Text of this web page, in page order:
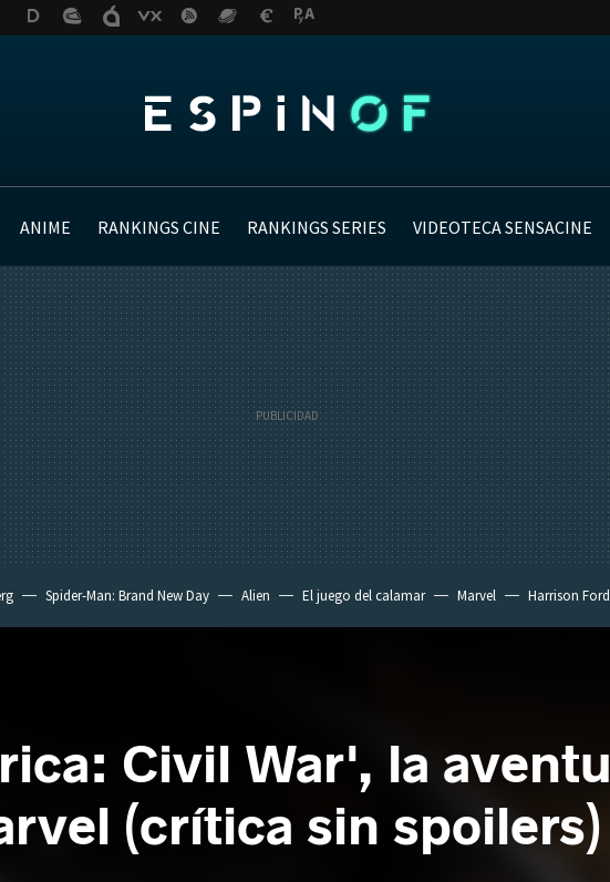
ANIME RANKINGS CINE RANKINGS SERIES VIDEOTECA SENSACINE
Spider-Man: Brand New Day Alien El juego del calamar Marvel Harrison Ford
Civil War', la
(crítica sin spoilers)